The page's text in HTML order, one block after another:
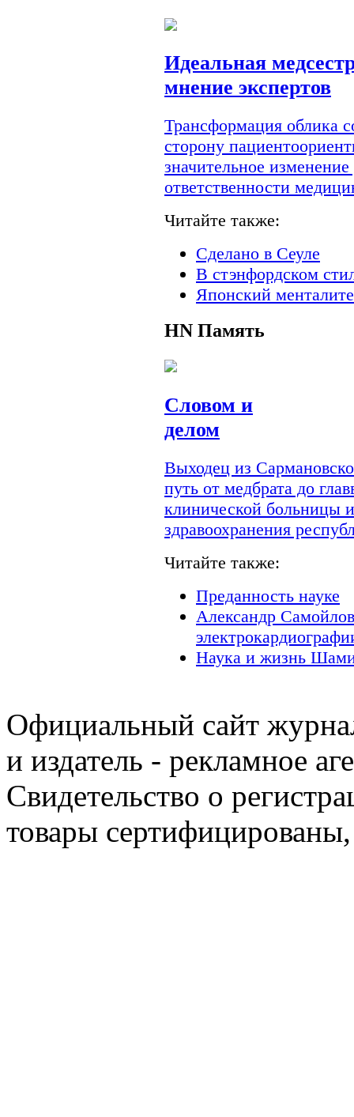
Идеальная
мнение экспертов
Трансформация облика
сторону
значительное
ответственности
Читайте также:
Сделано в Сеуле
В стэнфордском
Японский
HN Память
Словом и
делом
Выходец из
путь от медбрата до
клинической больницы
здравоохранения
Читайте также:
Преданность науке
Александр
Наука и жизнь
Официальный сайт
и издатель - рекламное
Свидетельство о
товары